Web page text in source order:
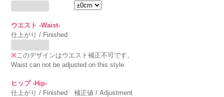
ウエスト -Waist-
仕上がり / Finished
※このデザインはウエスト補正不可です。
Waist can not be adjusted on this style.
ヒップ -Hip-
仕上がり / Finished
補正値 / Adjustment